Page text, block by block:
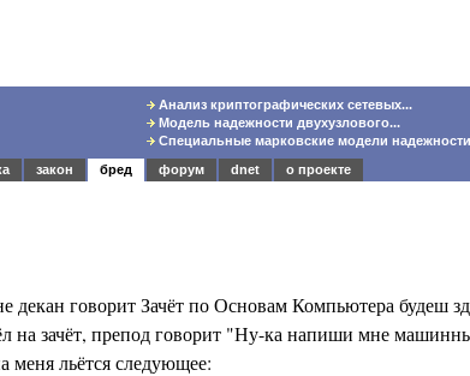
Анализ криптографических сетевых...
Модель надежности двухузлового...
Специальные марковские модели
закон бред форум dnet
о проекте
говорит Зачёт по Основам Компьютера будеш
на зачёт, препод говорит "Ну-ка напиши мне
меня льётся следующее: